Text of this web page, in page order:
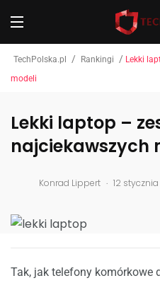
TechPolska.pl / Rankingi / Lekki
modeli
Lekki laptop –
najciekawszych
Konrad Lippert . 12
Tak, jak telefony komórkowe